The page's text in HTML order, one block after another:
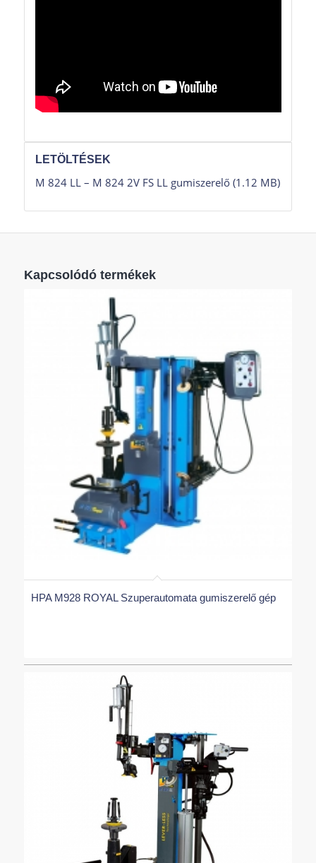
LETÖLTÉSEK
M 824 LL – M 824 2V FS LL gumiszerelő (1.12 MB)
Kapcsolódó termékek
HPA M928 ROYAL Szuperautomata gumiszerelő gép